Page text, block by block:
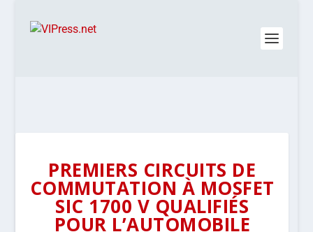
PREMIERS CIRCUITS DE
COMMUTATION À MOSFET
SIC 1700 V QUALIFIÉS
POUR L’AUTOMOBILE